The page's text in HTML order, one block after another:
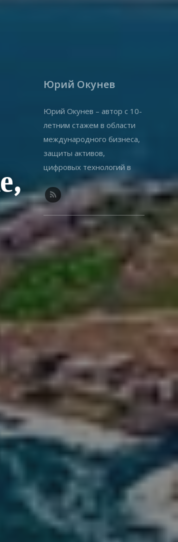
Юрий Окунев
Юрий Окунев – автор с 10-
летним стажем в области
международного бизнеса,
защиты активов,
цифровых технологий в
бизнесе. Владелец
собственного онлайн-
бизнеса.